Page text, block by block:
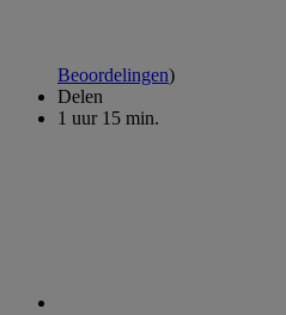
Beoordelingen)
Delen
1 uur 15 min.